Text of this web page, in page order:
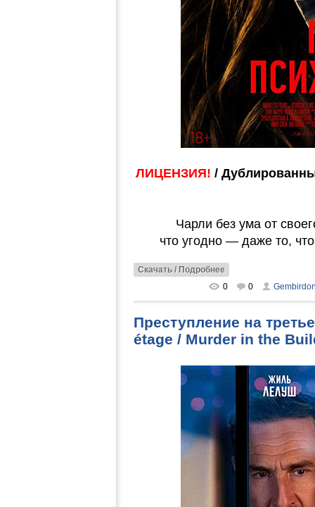
ЛИЦЕНЗИЯ! /
Чарли без ума от
что угодно — даже то,
Скачать / Подробнее
0
0
Преступление на
étage / Murder in the